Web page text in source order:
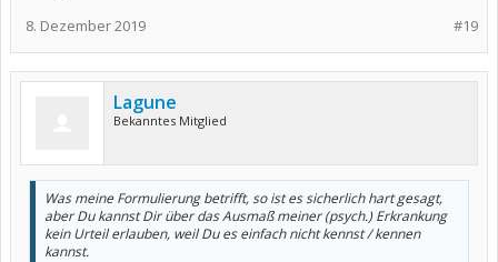
#19
8. Dezember 2019
Lagune
Bekanntes Mitglied
Was meine Formulierung betrifft, so ist es sicherlich hart gesagt,
aber Du kannst Dir über das Ausmaß meiner (psych.) Erkrankung
kein Urteil erlauben, weil Du es einfach nicht kennst / kennen
kannst.